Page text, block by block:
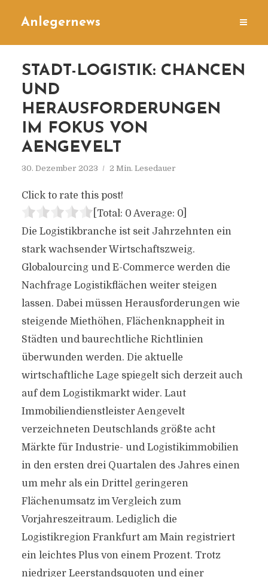
Anlegernews
STADT-LOGISTIK: CHANCEN
UND
HERAUSFORDERUNGEN
IM FOKUS VON
AENGEVELT
30. Dezember 2023 2 Min. Lesedauer
Click to rate this post!
[Total: 0 Average: 0]
Die Logistikbranche ist seit Jahrzehnten ein
stark wachsender Wirtschaftszweig.
Globalourcing und E-Commerce werden die
Nachfrage Logistikflächen weiter steigen
lassen. Dabei müssen Herausforderungen wie
steigende Miethöhen, Flächenknappheit in
Städten und baurechtliche Richtlinien
überwunden werden. Die aktuelle
wirtschaftliche Lage spiegelt sich derzeit auch
auf dem Logistikmarkt wider. Laut
Immobiliendienstleister Aengevelt
verzeichneten Deutschlands größte acht
Märkte für Industrie- und Logistikimmobilien
in den ersten drei Quartalen des Jahres einen
um mehr als ein Drittel geringeren
Flächenumsatz im Vergleich zum
Vorjahreszeitraum. Lediglich die
Logistikregion Frankfurt am Main registriert
ein leichtes Plus von einem Prozent. Trotz
niedriger Leerstandsquoten und einer